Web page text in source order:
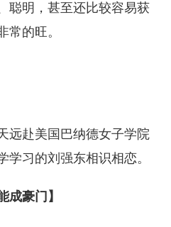
聪明，甚至还比较容易获
常的旺。
赴美国巴纳德女子学院
学习的刘强东相识相恋。
成豪门 】